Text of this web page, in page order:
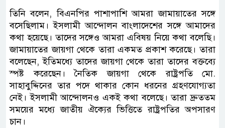
তিনি বলেন, বিএনপির পাশাপাশি আমরা জামায়াতের সঙ্গে
বসেছিলাম। ইসলামী আন্দোলন বাংলাদেশের সঙ্গে আমাদের
কথা হয়েছে। তাদের সঙ্গেও আমরা এবিষয় নিয়ে কথা বলেছি।
জামায়াতের জায়গা থেকে তারা একমত প্রকাশ করেছে। তারা
বলেছেন, ইতিমধ্যে তাদের জায়গা থেকে তারা তাদের বক্তব্যে
স্পষ্ট করেছেন। নৈতিক জায়গা থেকে রাষ্ট্রপতি মো.
সাহাবুদ্দিনের তার পদে থাকার কোন ধরনের গ্রহণযোগ্যতা
নেই। ইসলামী আন্দোলনও একই কথা বলেছে। তারা দ্রুততম
সময়ের মধ্যে জাতীয় ঐক্যের ভিত্তিতে রাষ্ট্রপতির অপসারণ
চান।